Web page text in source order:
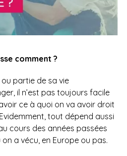
comment ?
partie de sa vie
il n’est pas toujours facile
ce à quoi on va avoir droit
tout dépend aussi
cours des années passées
a vécu, en Europe ou pas.